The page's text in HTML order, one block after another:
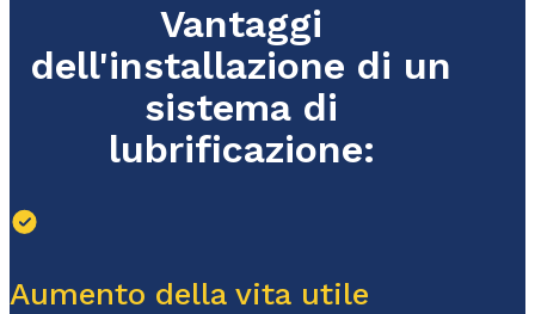
Vantaggi
dell'installazione di un
sistema di
lubrificazione:
Aumento della vita utile